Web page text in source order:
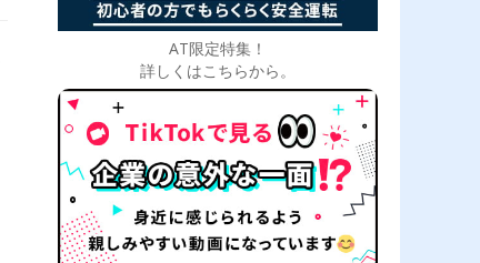
AT限定特集！
詳しくはこちらから。